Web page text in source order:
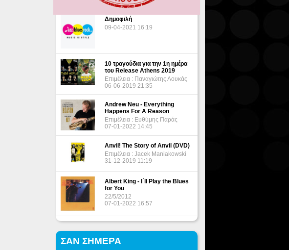
Δημοφιλή
09-04-2021 16:19
10 τραγούδια για την 1η ημέρα
του Release Athens 2019
Επιμέλεια : Παναγιώτης Λουκάς
06-06-2019 21:35
Andrew Neu - Everything
Happens For A Reason
Επιμέλεια : Ευθύμης Παράς
07-01-2022 14:45
Anvil! The Story of Anvil (DVD)
Επιμέλεια : Jacek Maniakowski
31-12-2019 11:19
Albert King - I΄ll Play the Blues
for You
22/5/2012
07-01-2022 16:57
ΣΑΝ ΣΗΜΕΡΑ